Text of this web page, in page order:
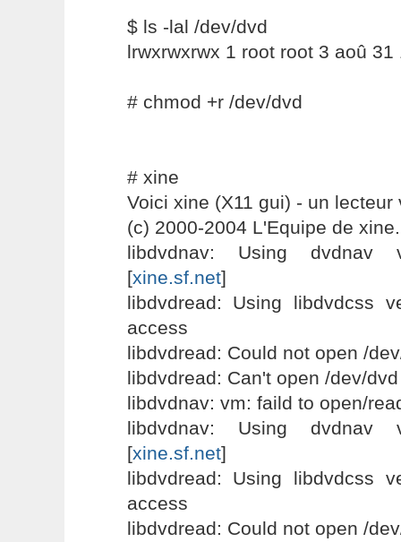
$ ls -lal /dev/dvd
lrwxrwxrwx 1 root root 3 aoû
# chmod +r /dev/dvd
# xine
Voici xine (X11 gui) - un
(c) 2000-2004 L'Equipe de xine.
libdvdnav: Using dvdnav
[xine.sf.net]
libdvdread: Using libdvdcss
access
libdvdread: Could not open /
libdvdread: Can't open /dev/
libdvdnav: vm: faild to open/
libdvdnav: Using dvdnav
[xine.sf.net]
libdvdread: Using libdvdcss
access
libdvdread: Could not open /